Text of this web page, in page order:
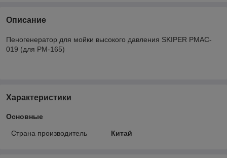
Описание
Пеногенератор для мойки высокого давления SKIPER PMAC-
019 (для PM-165)
Характеристики
Основные
Страна производитель Китай